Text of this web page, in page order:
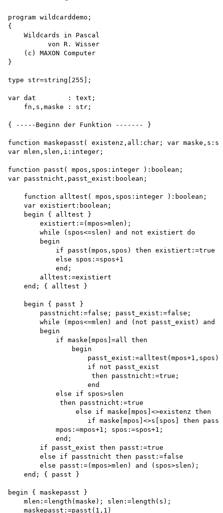
program wildcarddemo;
{
    Wildcards in Pascal
          von R. Wisser
    (c) MAXON Computer
}
type str=string[255];
var dat	       : text;
    fn,s,maske : str;
{ -----Beginn der Funktion ------- }
function maskepasst( existenz,all:char; var
var mlen,slen,i:integer;
function passt( mpos,spos:integer ):boolean;
var passtnicht,passt_exist:boolean;
    function alltest( mpos,spos:integer ):boolean;
    var existiert:boolean;
    begin { alltest }
        existiert:=(mpos>mlen);
        while (spos<=slen) and not existiert do
        begin
            if passt(mpos,spos) then existiert:=true
            else spos:=spos+1
            end;
        alltest:=existiert
    end; { alltest }
    begin { passt }
        passtnicht:=false; passt_exist:=false;
while (mpos<=mlen) and (not passt_exist) and
        begin
            if maske[mpos]=all then
                begin
                    passt_exist:=alltest(mpos+1,spos);
                    if not passt_exist
                     then passtnicht:=true;
                    end
            else if spos>slen
             then passtnicht:=true
                 else if maske[mpos]<>existenz then
if maske[mpos]<>s[spos] then
            mpos:=mpos+1; spos:=spos+1;
            end;
        if passt_exist then passt:=true
        else if passtnicht then passt:=false
        else passt:=(mpos>mlen) and (spos>slen);
    end; { passt }
begin { maskepasst }
    mlen:=length(maske); slen:=length(s);
    maskepasst:=passt(1,1)